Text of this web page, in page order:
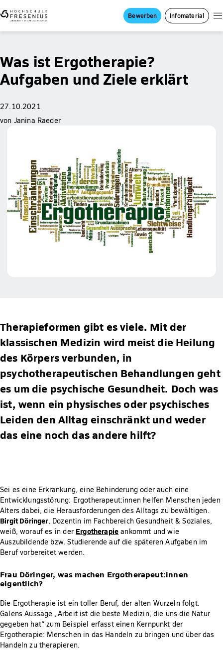
Bewerben Infomaterial
Was ist Ergotherapie?
Aufgaben und Ziele erklärt
27.10.2021
von Janina Raeder
Therapieformen gibt es viele. Mit der
klassischen Medizin wird meist die Heilung
des Körpers verbunden, in
psychotherapeutischen Behandlungen geht
es um die psychische Gesundheit. Doch was
ist, wenn ein physisches oder psychisches
Leiden den Alltag einschränkt und weder
das eine noch das andere hilft?
Sei es eine Erkrankung, eine Behinderung oder auch eine
Entwicklungsstörung: Ergotherapeut:innen helfen Menschen jeden
Alters dabei, die Herausforderungen des Alltags zu bewältigen.
Birgit Döringer, Dozentin im Fachbereich Gesundheit & Soziales,
weiß, worauf es in der Ergotherapie ankommt und wie
Auszubildende bzw. Studierende auf die späteren Aufgaben im
Beruf vorbereitet werden.
Frau Döringer, was machen Ergotherapeut:innen
eigentlich?
Die Ergotherapie ist ein toller Beruf, der alten Wurzeln folgt.
Galens Aussage „Arbeit ist die beste Medizin, die uns die Natur
gegeben hat“ zum Beispiel erfasst einen Kernpunkt der
Ergotherapie: Menschen in das Handeln zu bringen und über das
Handeln zu therapieren.